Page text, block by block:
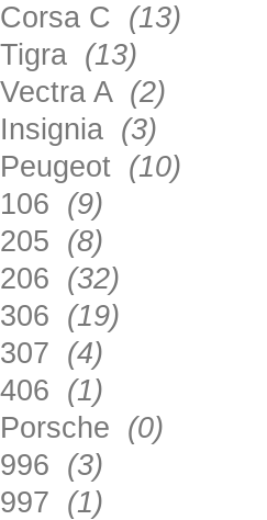
Corsa C (13)
Tigra (13)
Vectra A (2)
Insignia (3)
Peugeot (10)
106 (9)
205 (8)
206 (32)
306 (19)
307 (4)
406 (1)
Porsche (0)
996 (3)
997 (1)